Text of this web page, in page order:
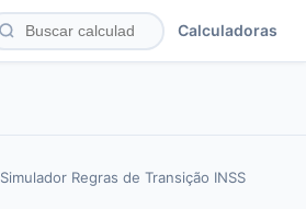
Calculadoras
Simulador Regras de Transição INSS